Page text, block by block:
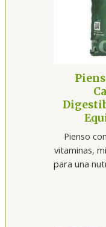
Pienso
vitaminas,
para una